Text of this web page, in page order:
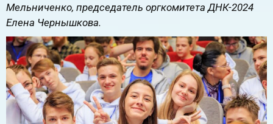
Мельниченко, председатель оргкомитета ДНК-2024
Елена Чернышкова.